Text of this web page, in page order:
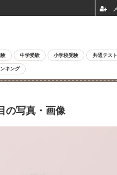
中学受験 小学校受験 共通テスト
キング
の写真・画像